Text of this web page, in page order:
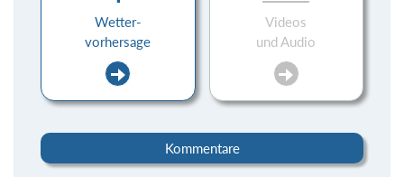
Wetter-
vorhersage
Videos
und Audio
Kommentare